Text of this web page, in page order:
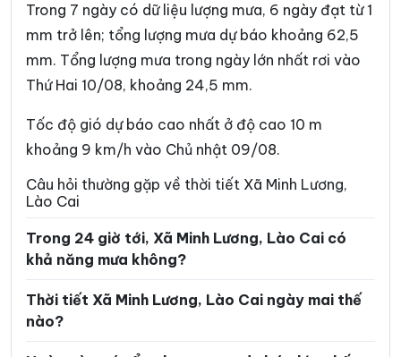
Xã Hưng Khánh Xã Khánh Hòa
Xã Khánh Yên Xã Khao Mang
Xã Lâm Giang
Xã Lao Chải Xã Liên Sơn
Xã Lương Thịnh
Xã Mỏ Vàng Xã Mù Cang Chải
Xã Mường Bo
Xã Mường Khương Xã Mường Lai
Xã Nậm Chày Xã Nậm Có
Trong 7 ngày có dữ liệu lượng mưa, 6 ngày đạt từ 1
mm trở lên; tổng lượng mưa dự báo khoảng 62,5
mm. Tổng lượng mưa trong ngày lớn nhất rơi vào
Thứ Hai 10/08, khoảng 24,5 mm.
Tốc độ gió dự báo cao nhất ở độ cao 10 m
khoảng 9 km/h vào Chủ nhật 09/08.
Câu hỏi thường gặp về thời tiết Xã Minh Lương,
Lào Cai
Trong 24 giờ tới, Xã Minh Lương, Lào Cai có
khả năng mưa không?
Thời tiết Xã Minh Lương, Lào Cai ngày mai thế
nào?